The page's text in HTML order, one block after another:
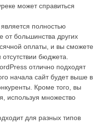
может справиться
полностью
от большинства других
оплаты, и вы сможете
бюджета.
отлично подходят
начала сайт будет выше в
Кроме того, вы
используя множество
для разных типов